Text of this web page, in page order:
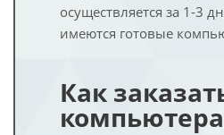
осуществляется за 1-3
имеются готовые
Как
компьютера